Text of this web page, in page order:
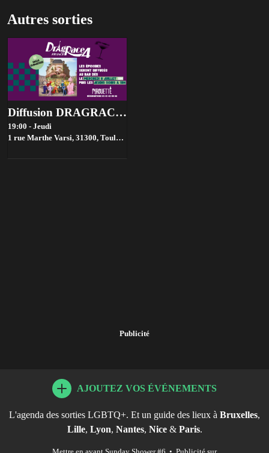
Autres sorties
Diffusion DRAGRACE FRANCE 19h à Pirouette
19:00 - Jeudi
1 rue Marthe Varsi, 31300, Toulouse
Publicité
AJOUTEZ VOS ÉVÉNEMENTS
L'agenda des sorties LGBTQ+. Et un guide des lieux à Bruxelles,
Lille, Lyon, Nantes, Nice& Paris.